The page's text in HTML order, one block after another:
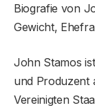
Biografie von
Gewicht,
John Stamos
und Produzent
Vereinigten